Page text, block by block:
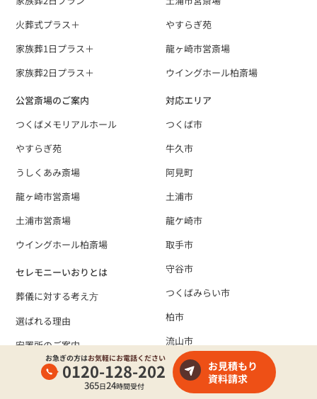
お急ぎの方はお気軽にお電話ください
0120-128-202
365日24時間受付
お見積もり
資料請求
火葬式プラス＋
家族葬1日プラス＋
家族葬2日プラス＋
やすらぎ苑
龍ヶ崎市営斎場
ウイングホール柏斎場
公営斎場のご案内
つくばメモリアルホール
やすらぎ苑
うしくあみ斎場
龍ヶ崎市営斎場
土浦市営斎場
ウイングホール柏斎場
対応エリア
つくば市
牛久市
阿見町
土浦市
龍ケ崎市
取手市
守谷市
つくばみらい市
柏市
流山市
我孫子市
セレモニーいおりとは
葬儀に対する考え⽅
選ばれる理由
安置所のご案内
よくあるご質問
葬儀の準備